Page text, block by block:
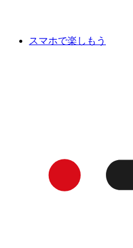
スマホで楽しもう